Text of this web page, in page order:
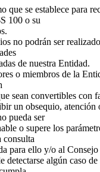
que se establece para
100 o su
no podrán ser
de nuestra Entidad.
o miembros de la
sean convertibles con
un obsequio, atención
pueda ser
o supere los
consulta
para ello y/o al
detectarse algún caso